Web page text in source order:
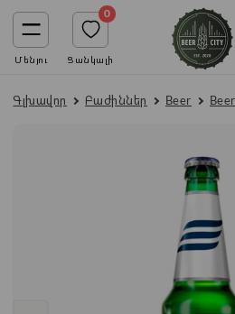
Մենյու
0
Ցանկալի
Գլխավոր Բաժիններ Beer Beer